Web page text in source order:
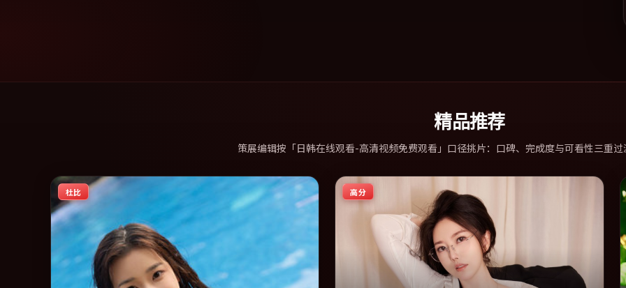
精品推荐
策展编辑按「日韩在线观看-高清视频免费观看」口径挑片：口碑、完成度与可看性三重
杜比 高分